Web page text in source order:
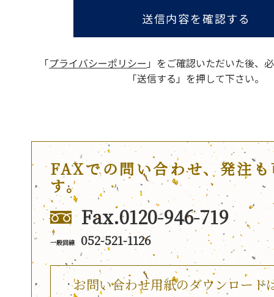
送信内容を確認する
「プライバシーポリシー 」をご確認いただいた後、
「送信する」を押して下さい。
FAXでの問い合わせ、発注
す。
Fax.0120-946-719
一般回線 052-521-1126
お問い合わせ用紙のダウンロード